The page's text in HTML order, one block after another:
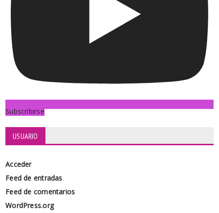
Subscribirse
USUARIO
Acceder
Feed de entradas
Feed de comentarios
WordPress.org